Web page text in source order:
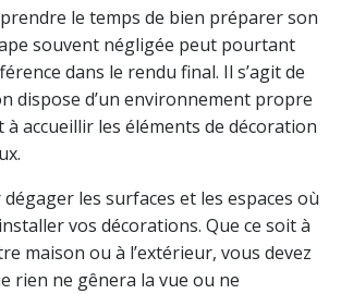
le temps de bien préparer son
souvent négligée peut pourtant
dans le rendu final. Il s’agit de
dispose d’un environnement propre
accueillir les éléments de décoration
les surfaces et les espaces où
vos décorations. Que ce soit à
maison ou à l’extérieur, vous devez
rien ne gênera la vue ou ne